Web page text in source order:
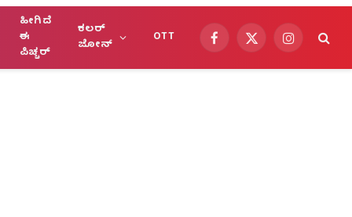
ಹೀಗಿದೆ
ಈ
ಪಿಚ್ಚರ್
ಕಲರ್
ಜೋನ್
OTT Facebook
X
Instagram